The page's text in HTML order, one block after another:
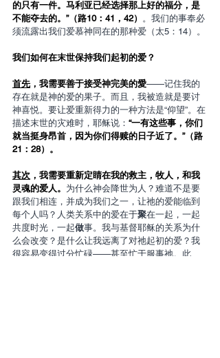
的只有一件。马利亚已经选择那上好的福分，是
不能夺去的。”（路10：41，42）
。我们的事奉必
须流露出我们爱慕神同在的那种爱（太5：14）。
我们如何在末世保持我们起初的爱？
首先，我需要善于接受神完美的愛——记住我的
存在就是神的爱的果子。而且，我被造就是要讨
神喜悦。要让爱重新得力的一种方法是“仰望”。在
描述末世的灾难时，耶稣说： “一有这些事，你们
就当挺身昂首，因为你们得赎的日子近了。”（路
21：28）。
其次 ，我需要重新定睛在我的救主，牧人，和我
灵魂的爱人。 为什么神会降世为人？难道不是要
跟我们相连，并成为我们之一，让祂的爱能临到
每个人吗？人类关系中的爱在于聚在一起，一起
共度时光，一起做事。我与基督耶稣的关系为什
么会改变？是什么让我远离了对祂起初的爱？我
很容易变得过分忙碌——甚至忙于服事祂。此